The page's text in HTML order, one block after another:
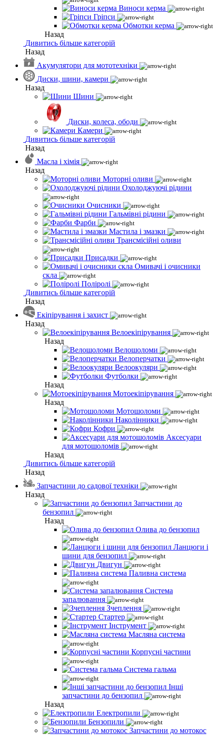
Виноси керма
Гріпси
Обмотки керма
Назад
Дивитись більше категорій
Назад
Акумулятори для мототехніки
Диски, шини, камери
Назад
Шини
Диски, колеса, ободи
Камери
Дивитись більше категорій
Назад
Масла і хімія
Назад
Моторні оливи
Охолоджуючі рідини
Очисники
Гальмівні рідини
Фарби
Мастила і змазки
Трансмісійні оливи
Присадки
Омивачі і очисники
скла
Поліролі
Дивитись більше категорій
Назад
Екіпірування і захист
Назад
Велоекіпірування
Назад
Велошоломи
Велоперчатки
Велоокуляри
Футболки
Назад
Мотоекіпірування
Назад
Мотошоломи
Наколінники
Кофри
Аксесуари
для мотошоломів
Назад
Дивитись більше категорій
Назад
Запчастини до садової техніки
Назад
Запчастини до
бензопил
Назад
Олива до бензопил
Ланцюги і
шини для бензопил
Двигун
Паливна система
Система
запалювання
Зчеплення
Стартер
Інструмент
Масляна система
Корпусні частини
Система гальма
Інші
запчастини до бензопил
Назад
Електропили
Бензопили
Запчастини до мотокос